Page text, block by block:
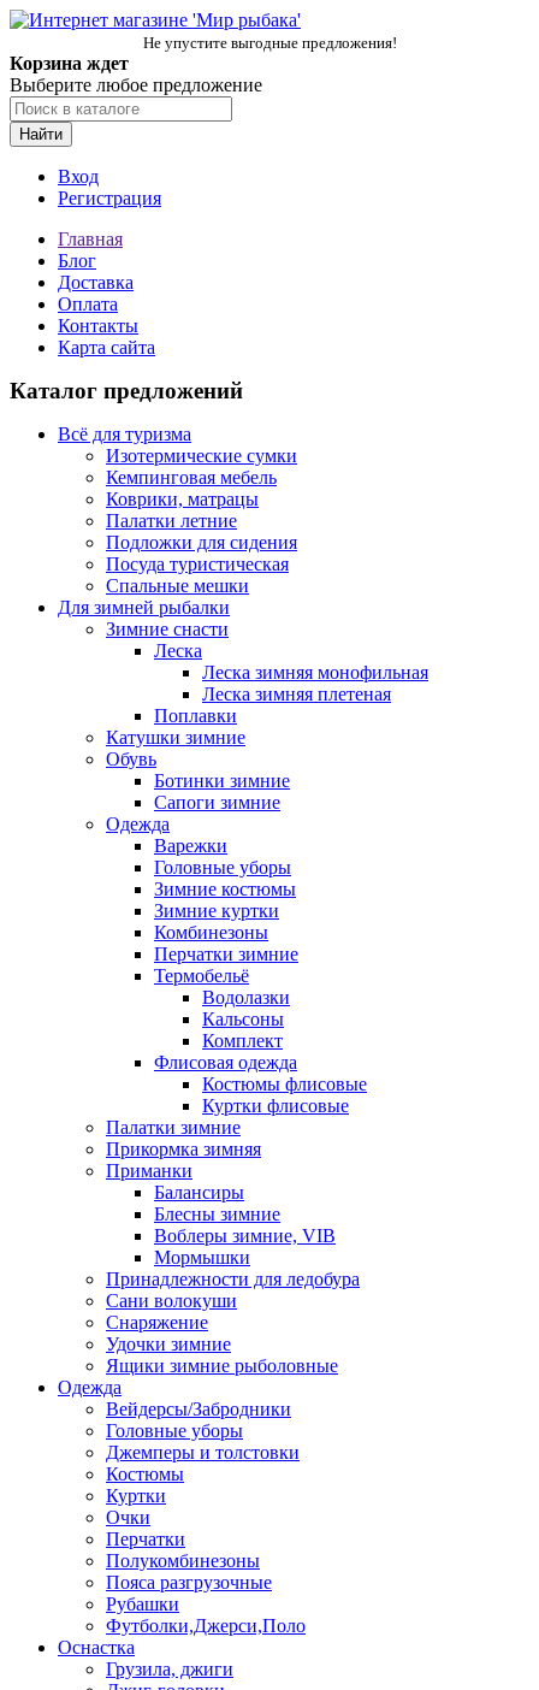
Не упустите выгодные предложения!
Корзина ждет
Выберите любое предложение
Найти
Вход
Регистрация
Главная
Блог
Доставка
Оплата
Контакты
Карта сайта
Каталог предложений
Всё для туризма
Изотермические сумки
Кемпинговая мебель
Коврики, матрацы
Палатки летние
Подложки для сидения
Посуда туристическая
Спальные мешки
Для зимней рыбалки
Зимние снасти
Леска
Леска зимняя монофильная
Леска зимняя плетеная
Поплавки
Катушки зимние
Обувь
Ботинки зимние
Сапоги зимние
Одежда
Варежки
Головные уборы
Зимние костюмы
Зимние куртки
Комбинезоны
Перчатки зимние
Термобельё
Водолазки
Кальсоны
Комплект
Флисовая одежда
Костюмы флисовые
Куртки флисовые
Палатки зимние
Прикормка зимняя
Приманки
Балансиры
Блесны зимние
Воблеры зимние, VIB
Мормышки
Принадлежности для ледобура
Сани волокуши
Снаряжение
Удочки зимние
Ящики зимние рыболовные
Одежда
Вейдерсы/Забродники
Головные уборы
Джемперы и толстовки
Костюмы
Куртки
Очки
Перчатки
Полукомбинезоны
Пояса разгрузочные
Рубашки
Футболки,Джерси,Поло
Оснастка
Грузила, джиги